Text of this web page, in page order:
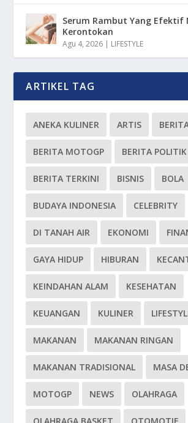
Serum Rambut Yang Efektif
Kerontokan
Agu 4, 2026 | LIFESTYLE
ARTIKEL TAG
ANEKA KULINER ARTIS
BERITA MOTOGP BERITA POLITIK
BERITA TERKINI BISNIS BOLA
BUDAYA INDONESIA CELEBRITY
DI TANAH AIR EKONOMI
GAYA HIDUP HIBURAN
KEINDAHAN ALAM KESEHATAN
KEUANGAN KULINER
MAKANAN MAKANAN RINGAN
MAKANAN TRADISIONAL MASA
MOTOGP NEWS OLAHRAGA